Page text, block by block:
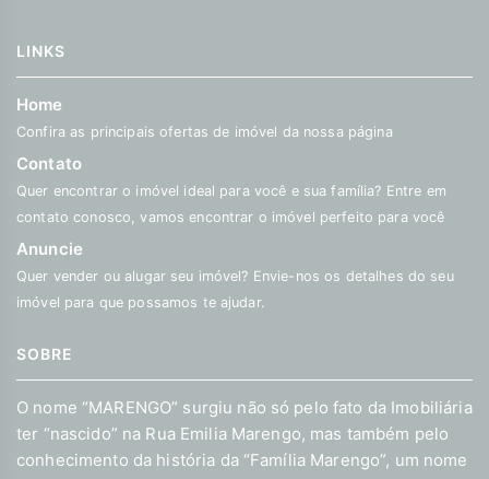
LINKS
Home
Confira as principais ofertas de imóvel da nossa página
Contato
Quer encontrar o imóvel ideal para você e sua família? Entre em
contato conosco, vamos encontrar o imóvel perfeito para você
Anuncie
Quer vender ou alugar seu imóvel? Envie-nos os detalhes do seu
imóvel para que possamos te ajudar.
SOBRE
O nome “MARENGO” surgiu não só pelo fato da Imobiliária
ter “nascido” na Rua Emilia Marengo, mas também pelo
conhecimento da história da “Família Marengo”, um nome